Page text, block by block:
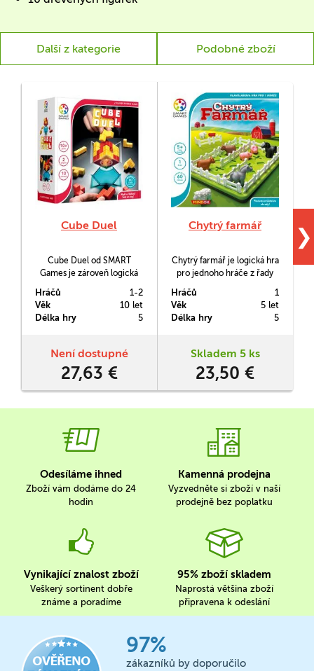
Další z kategorie Podobné zboží
Cube Duel
Cube Duel od SMART
Games je zároveň logická
klasická hlavolamová hra
pro jednoho, která vám
nabídne 80 různých úloh.
Hráčů
1-2
Věk
10 let
Délka hry
5
Není dostupné
27,63 €
Chytrý farmář
Chytrý farmář je logická hra
pro jednoho hráče z řady
umísťovat ohrady okolo
zvířátek tak, aby byly
jednotlivé druhy zvířat
úloh nesmíte zapomenout,
přístup ke korytu s vodou.
Hráčů
1
Věk
5 let
Délka hry
5
Skladem 5 ks
23,50 €
❯
Odesíláme ihned
Zboží vám dodáme do 24
hodin
Kamenná prodejna
Vyzvedněte si zboží v naší
prodejně bez poplatku
Vynikající znalost zboží
Veškerý sortinent dobře
známe a poradíme
95% zboží skladem
Naprostá většina zboží
připravena k odeslání
97%
zákazníků by doporučilo